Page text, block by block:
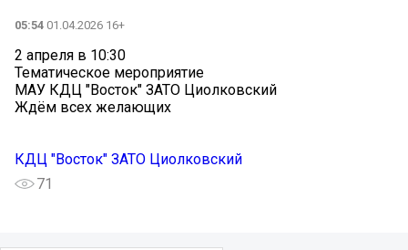
05:54 01.04.2026 16+
2 апреля в 10:30
Тематическое мероприятие
МАУ КДЦ "Восток" ЗАТО Циолковский
Ждём всех желающих
КДЦ "Восток" ЗАТО Циолковский
71